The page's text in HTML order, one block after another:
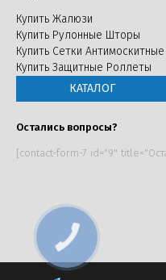
Купить Жалюзи
Купить Рулонные Шторы
Купить Сетки Антимоскитные
Купить Защитные Роллеты
КАТАЛОГ
Остались вопросы?
[contact-form-7 id="9"